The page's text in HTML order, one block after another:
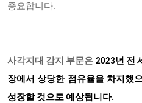
중요합니다.
사각지대 감지 부문은 2023년 전
장에서 상당한 점유율을 차지했
성장할 것으로 예상됩니다.